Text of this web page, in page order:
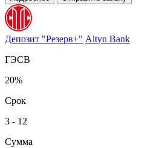
Депозит "Резерв+" Altyn Bank
ГЭСВ
20%
Срок
3 - 12
Сумма